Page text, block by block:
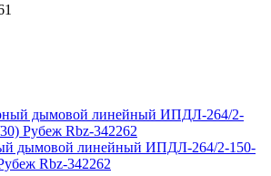
дымовой линейный ИПДЛ-264/2-150-
Rbz-342262